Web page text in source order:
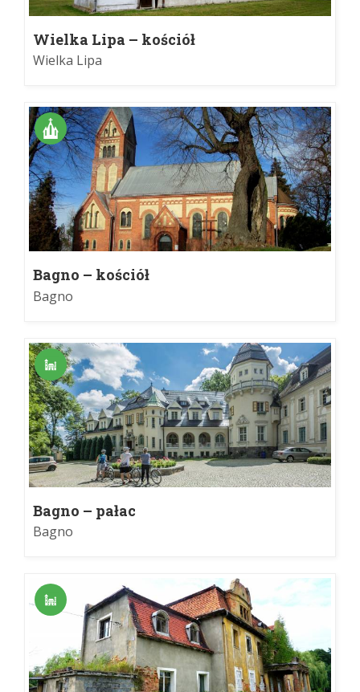
Wielka Lipa – kościół
Wielka Lipa
Bagno – kościół
Bagno
Bagno – pałac
Bagno